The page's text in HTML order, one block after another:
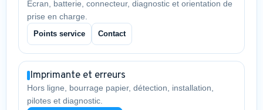
Écran, batterie, connecteur, diagnostic et orientation de
prise en charge.
Points service Contact
Imprimante et erreurs
Hors ligne, bourrage papier, détection, installation,
pilotes et diagnostic.